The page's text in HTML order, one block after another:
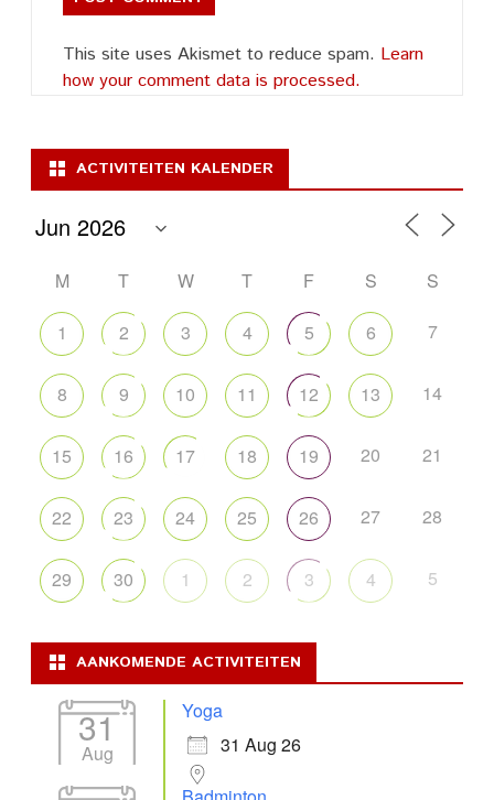
This site uses Akismet to reduce spam. Learn
how your comment data is processed.
ACTIVITEITEN KALENDER
M T W T F S S
1 2 3 4 5 6 7
8 9 10 11 12 13 14
15 16 17 18 19 20 21
22 23 24 25 26 27 28
29 30 1 2 3 4 5
AANKOMENDE ACTIVITEITEN
31
Aug
Yoga
31 Aug 26